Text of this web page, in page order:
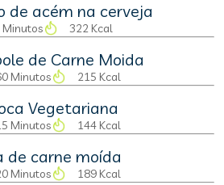
de acém na cerveja
Minutos 322 Kcal
de Carne Moida
Minutos 215 Kcal
Vegetariana
Minutos 144 Kcal
de carne moída
Minutos 189 Kcal